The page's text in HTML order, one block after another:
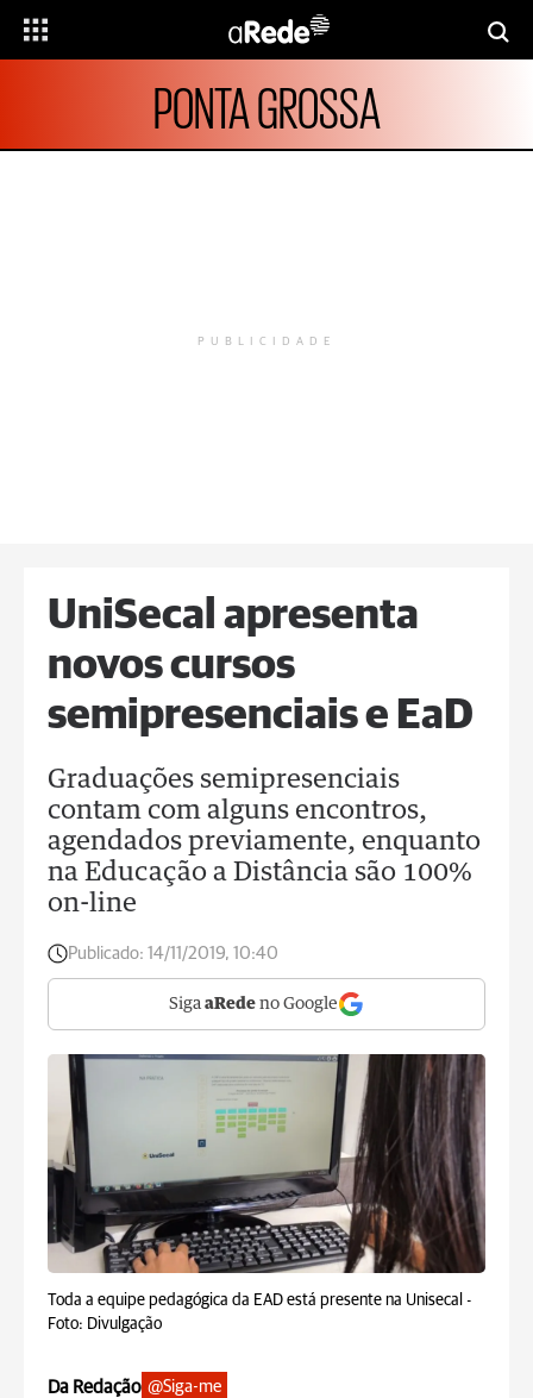
PONTA GROSSA
PUBLICIDADE
UniSecal apresenta
novos cursos
semipresenciais e EaD
Graduações semipresenciais
contam com alguns encontros,
agendados previamente, enquanto
na Educação a Distância são 100%
on-line
Publicado: 14/11/2019, 10:40
Siga aRede no Google
Toda a equipe pedagógica da EAD está presente na Unisecal -
Foto: Divulgação
Da Redação @Siga-me